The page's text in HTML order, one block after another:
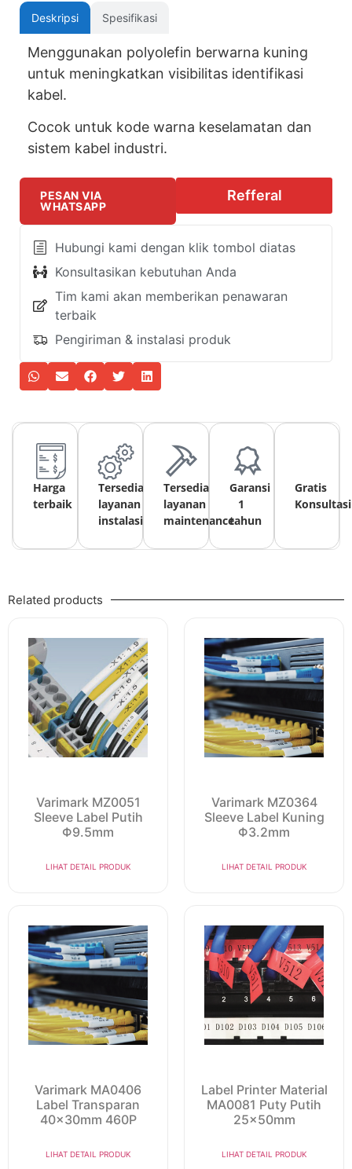
Deskripsi Spesifikasi
Menggunakan polyolefin berwarna kuning
untuk meningkatkan visibilitas identifikasi
kabel.
Cocok untuk kode warna keselamatan dan
sistem kabel industri.
PESAN VIA
WHATSAPP
Refferal
Hubungi kami dengan klik tombol diatas
Konsultasikan kebutuhan Anda
Tim kami akan memberikan penawaran
terbaik
Pengiriman & instalasi produk
Harga
terbaik
Tersedia
layanan
instalasi
Tersedia
layanan
maintenance
Garansi
1
tahun
Gratis
Konsultasi
Related products
Varimark MZ0051
Sleeve Label Putih
Φ9.5mm
LIHAT DETAIL PRODUK
Varimark MZ0364
Sleeve Label Kuning
Φ3.2mm
LIHAT DETAIL PRODUK
Varimark MA0406
Label Transparan
40x30mm 460P
LIHAT DETAIL PRODUK
Label Printer Material
MA0081 Puty Putih
25x50mm
LIHAT DETAIL PRODUK